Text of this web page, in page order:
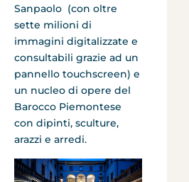
Sanpaolo (con oltre
sette milioni di
immagini digitalizzate e
consultabili grazie ad un
pannello touchscreen) e
un nucleo di opere del
Barocco Piemontese
con dipinti, sculture,
arazzi e arredi.